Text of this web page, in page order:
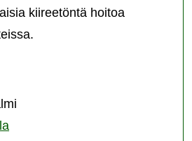
kiireetöntä hoitoa